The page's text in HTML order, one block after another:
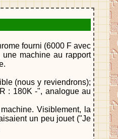
fourni (6000 F avec
machine au rapport
(nous y reviendrons);
: 180K -", analogue au
Visiblement, la
un peu jouet ("Je